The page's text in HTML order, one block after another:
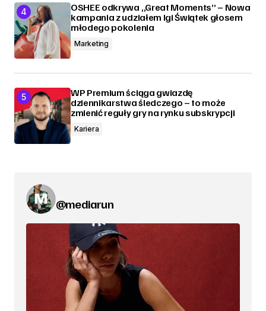
OSHEE odkrywa „Great Moments” – Nowa
kampania z udziałem Igi Świątek głosem
młodego pokolenia
Marketing
WP Premium ściąga gwiazdę
dziennikarstwa śledczego – to może
zmienić reguły gry na rynku subskrypcji
Kariera
@mediarun